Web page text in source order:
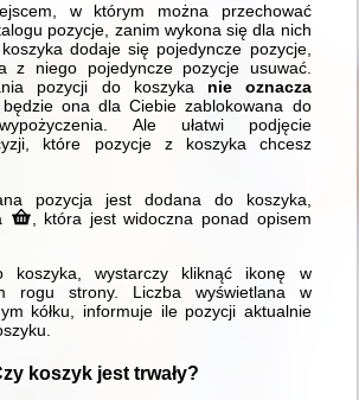
w którym można przechować
pozycje, zanim wykona się dla nich
dodaje się pojedyncze pozycje,
z niego pojedyncze pozycje usuwać.
pozycji do koszyka nie oznacza
ona dla Ciebie zablokowana do
Ale ułatwi podjęcie
które pozycje z koszyka chcesz
pozycja jest dodana do koszyka,
, która jest widoczna ponad opisem
koszyka, wystarczy kliknąć ikonę w
rogu strony. Liczba wyświetlana w
kółku, informuje ile pozycji aktualnie
koszyk jest trwały?